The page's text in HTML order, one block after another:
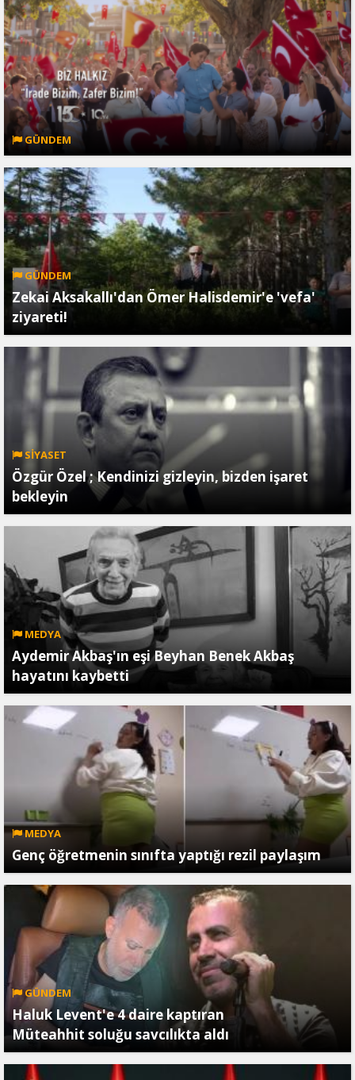
GÜNDEM
GÜNDEM
Zekai Aksakallı'dan Ömer Halisdemir'e 'vefa'
ziyareti!
SİYASET
Özgür Özel ; Kendinizi gizleyin, bizden işaret
bekleyin
MEDYA
Aydemir Akbaş'ın eşi Beyhan Benek Akbaş
hayatını kaybetti
MEDYA
Genç öğretmenin sınıfta yaptığı rezil paylaşım
GÜNDEM
Haluk Levent'e 4 daire kaptıran
Müteahhit soluğu savcılıkta aldı